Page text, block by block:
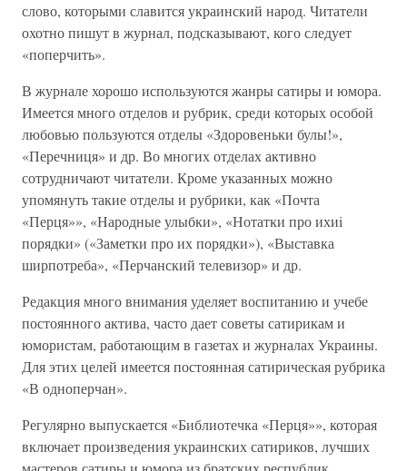
слово, которыми славится украинский народ. Читатели
охотно пишут в журнал, подсказывают, кого следует
«поперчить».
В журнале хорошо используются жанры сатиры и юмора.
Имеется много отделов и рубрик, среди которых особой
любовью пользуются отделы «Здоровеньки булы!»,
«Перечниця» и др. Во многих отделах активно
сотрудничают читатели. Кроме указанных можно
упомянуть такие отделы и рубрики, как «Почта
«Перця»», «Народные улыбки», «Нотатки про ихиi
порядки» («Заметки про их порядки»), «Выставка
ширпотреба», «Перчанский телевизор» и др.
Редакция много внимания уделяет воспитанию и учебе
постоянного актива, часто дает советы сатирикам и
юмористам, работающим в газетах и журналах Украины.
Для этих целей имеется постоянная сатирическая рубрика
«В одноперчан».
Регулярно выпускается «Библиотечка «Перця»», которая
включает произведения украинских сатириков, лучших